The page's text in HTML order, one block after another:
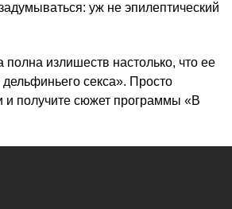
уж не эпилептический
полна излишеств настолько, что ее
секса». Просто
и получите сюжет программы «В